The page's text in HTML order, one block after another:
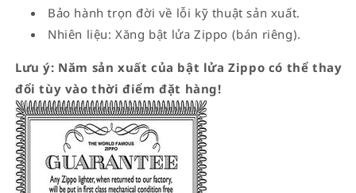
Bảo hành trọn đời về lỗi kỹ thuật sản xuất.
Nhiên liệu: Xăng bật lửa Zippo (bán riêng).
Lưu ý: Năm sản xuất của bật lửa Zippo có thể thay
đổi tùy vào thời điểm đặt hàng!